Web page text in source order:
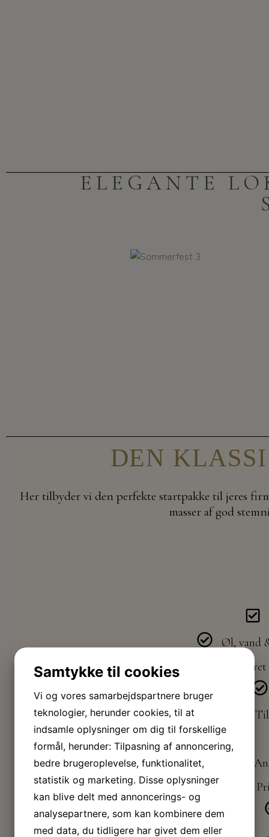
ELEGANTE
DEN
Her tilbyder vi den perfekte startpakke til jeres
masser af god
Øl, vand
Menu - 3-retters
Samtykke til cookies
Vi og vores samarbejdspartnere bruger
teknologier, herunder cookies, til at
indsamle oplysninger om dig til forskellige
formål, herunder: Tilpasning af annoncering,
bedre brugeroplevelse, funktionalitet,
statistik og marketing. Disse oplysninger
kan blive delt med annoncerings- og
analysepartnere, som kan kombinere dem
med data, du tidligere har givet dem eller